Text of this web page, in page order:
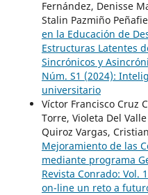
Fernández, Denisse
Stalin Pazmiño
en la Educación de
Estructuras Latentes
Sincrónicos y
Núm. S1 (2024):
universitario
Víctor Francisco Cruz
Torre, Violeta Del
Quiroz Vargas,
Mejoramiento de las
mediante programa
Revista Conrado: Vol.
on-line un reto a